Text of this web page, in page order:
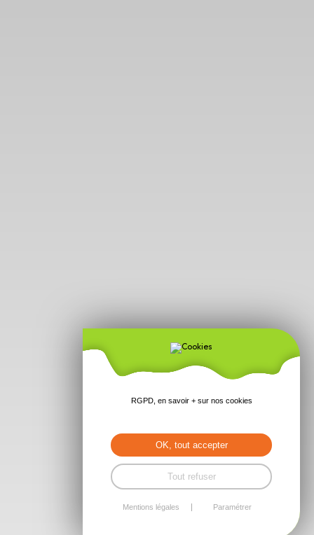
RGPD, en savoir + sur nos cookies
OK, tout accepter
Tout refuser
Mentions légales Paramétrer